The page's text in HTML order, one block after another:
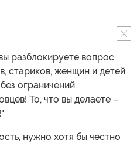
разблокируете вопрос
стариков, женщин и детей
ограничений
То, что вы делаете –
нужно хотя бы честно